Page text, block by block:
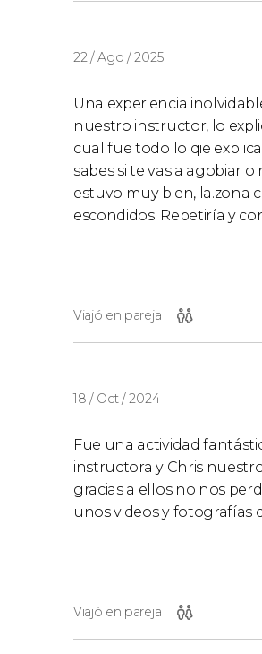
22 / Ago / 2025
Una experiencia
nuestro instructor, lo
cual fue todo lo qie
sabes si te vas a agobiar
estuvo muy bien, la.zona
escondidos. Repetiría y
Viajó en pareja
18 / Oct / 2024
Fue una actividad
instructora y Chris
gracias a ellos no nos
unos videos y fotografías
Viajó en pareja